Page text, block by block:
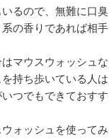
るので、無難に口臭
の香りであれば相手
マウスウォッシュな
持ち歩いている人は
つでもできておすす
ォッシュを使ってみ